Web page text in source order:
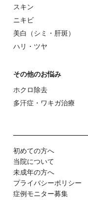
スキン
ニキビ
美⽩（シミ・肝斑）
ハリ・ツヤ
その他のお悩み
ホクロ除去
多汗症・ワキガ治療
初めての⽅へ
当院について
未成年の方へ
プライバシーポリシー
症例モニター募集